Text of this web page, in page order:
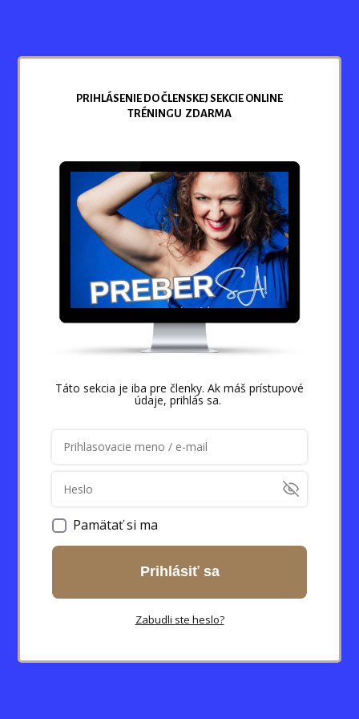
PRIHLÁSENIE DO ČLENSKEJ SEKCIE ONLINE
TRÉNINGU ZDARMA
Táto sekcia je iba pre členky. Ak máš prístupové
údaje, prihlás sa.
Pamätať si ma
Prihlásiť sa
Zabudli ste heslo?